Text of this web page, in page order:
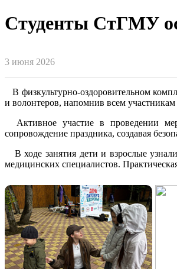
Студенты СтГМУ
3 июня 2026
В физкультурно-оздоровительном
и волонтеров, напомнив всем участникам
Активное участие в проведении
сопровождение праздника, создавая
В ходе занятия дети и взрослые
медицинских специалистов.